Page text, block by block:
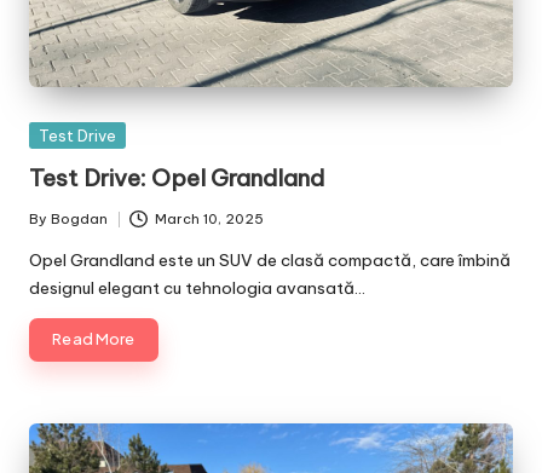
Posted
Test Drive
Test Drive: Opel Grandland
Posted
by
By Bogdan March 10, 2025
Opel Grandland este un SUV de clasă compactă, care îmbină
designul elegant cu tehnologia avansată…
Read More